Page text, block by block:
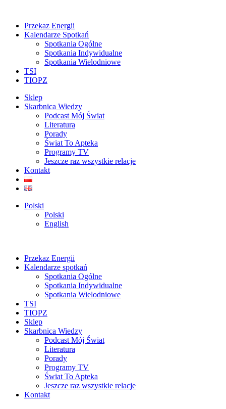
Przekaz Energii
Kalendarze Spotkań
Spotkania Ogólne
Spotkania Indywidualne
Spotkania Wielodniowe
TSI
TIOPZ
Sklep
Skarbnica Wiedzy
Podcast Mój Świat
Literatura
Porady
Świat To Apteka
Programy TV
Jeszcze raz wszystkie relacje
Kontakt
Polski
Polski
English
Przekaz Energii
Kalendarze spotkań
Spotkania Ogólne
Spotkania Indywidualne
Spotkania Wielodniowe
TSI
TIOPZ
Sklep
Skarbnica Wiedzy
Podcast Mój Świat
Literatura
Porady
Programy TV
Świat To Apteka
Jeszcze raz wszystkie relacje
Kontakt